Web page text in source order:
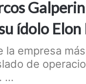
ídolo
la empresa
de
...